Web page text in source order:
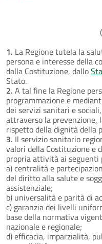
1. La Regione tutela la
persona e interesse della
dalla Costituzione, dallo
Stato.
2. A tal fine la Regione
programmazione e
dei servizi sanitari e
attraverso la prevenzione,
rispetto della dignità della
3. Il servizio sanitario
valori della Costituzione e
propria attività ai seguenti
a) centralità e
del diritto alla salute e
assistenziale;
b) universalità e parità di
c) garanzia dei livelli
base della normativa
nazionale e regionale;
d) efficacia, imparzialità,